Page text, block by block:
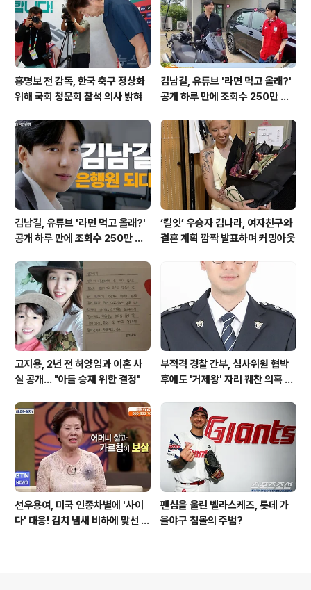
자 국가대표로 발탁되었습니다. 분데스리가 명문 보루시아
묀헨글라트바흐에서 주전으로 활약하며 큰 기..
홍명보 전 감독, 한국 축구 정상화
위해 국회 청문회 참석 의사 밝혀
김남길, 유튜브 '라면 먹고 올래?'
공개 하루 만에 조회수 250만 돌
김남길, 유튜브 '라면 먹고 올래?'
공개 하루 만에 조회수 250만 돌
‘킬잇’ 우승자 김나라, 여자친구와
결혼 계획 깜짝 발표하며 커밍아웃
고지용, 2년 전 허양임과 이혼 사
실 공개… "아들 승재 위한 결정"
부적격 경찰 간부, 심사위원 협박
후에도 '거제왕' 자리 꿰찬 의혹 진
선우용여, 미국 인종차별에 '사이
다' 대응! 김치 냄새 비하에 맞선 통
팬심을 울린 벨라스케즈, 롯데 가
을야구 침몰의 주범?